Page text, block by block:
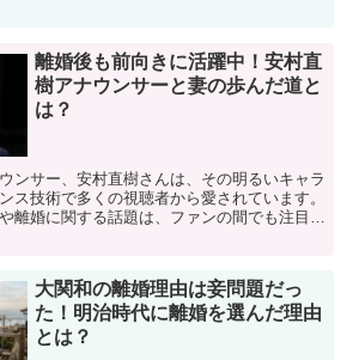
離婚後も前向きに活躍中！安村直
樹アナウンサーと妻の歩んだ道と
は？
ンサー、安村直樹さんは、その明るいキャラ
ス技術で多くの視聴者から愛されています。​
離婚に関する話題は、ファンの間でも注目さ
大関和の離婚理由は妾問題だっ
た！明治時代に離婚を選んだ理由
とは？